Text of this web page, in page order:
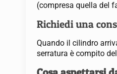
(compresa quella del
Richiedi una
Quando il cilindro
serratura è compito